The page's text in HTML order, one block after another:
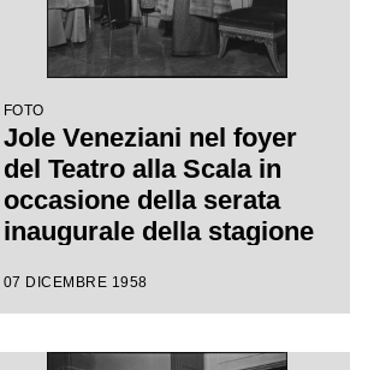
FOTO
Jole Veneziani nel foyer
del Teatro alla Scala in
occasione della serata
inaugurale della stagione
l'opera "Turandot" di
da Antonino Votto con la
07 DICEMBRE 1958